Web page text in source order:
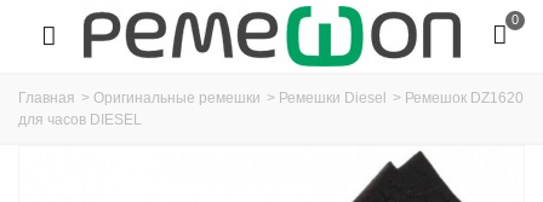
0
Главная > Оригинальные ремешки > Ремешки Diesel > Ремешок DZ1620
для часов DIESEL